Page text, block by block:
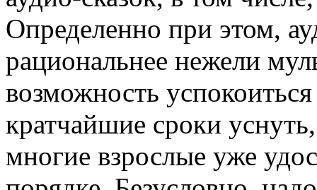
Определенно при этом,
рациональнее нежели
возможность
кратчайшие сроки
многие взрослые уже